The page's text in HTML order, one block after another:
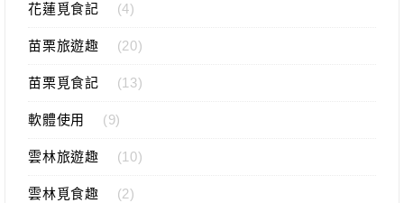
花蓮覓食記 (4)
苗栗旅遊趣 (20)
苗栗覓食記 (13)
軟體使用 (9)
雲林旅遊趣 (10)
雲林覓食趣 (2)